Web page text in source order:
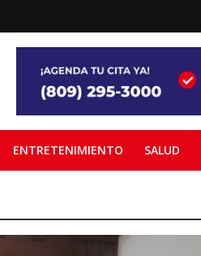
ENTRETENIMIENTO SALUD